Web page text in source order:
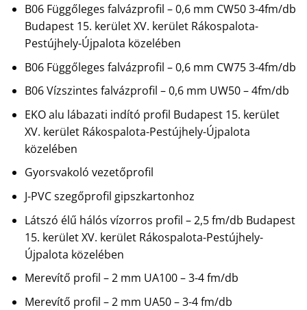
B06 Függőleges falvázprofil – 0,6 mm CW50 3-4fm/db
Budapest 15. kerület XV. kerület Rákospalota-
Pestújhely-Újpalota közelében
B06 Függőleges falvázprofil – 0,6 mm CW75 3-4fm/db
B06 Vízszintes falvázprofil – 0,6 mm UW50 – 4fm/db
EKO alu lábazati indító profil Budapest 15. kerület
XV. kerület Rákospalota-Pestújhely-Újpalota
közelében
Gyorsvakoló vezetőprofil
J-PVC szegőprofil gipszkartonhoz
Látszó élű hálós vízorros profil – 2,5 fm/db Budapest
15. kerület XV. kerület Rákospalota-Pestújhely-
Újpalota közelében
Merevítő profil – 2 mm UA100 – 3-4 fm/db
Merevítő profil – 2 mm UA50 – 3-4 fm/db